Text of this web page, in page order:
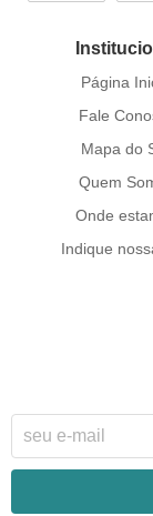
Página
Fale
Mapa do
Quem
Onde
Indique